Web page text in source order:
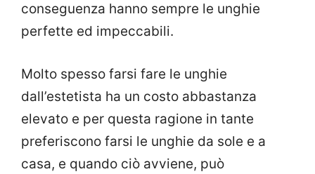
conseguenza hanno sempre le unghie
perfette ed impeccabili.
Molto spesso farsi fare le unghie
dall’estetista ha un costo abbastanza
elevato e per questa ragione in tante
preferiscono farsi le unghie da sole e a
casa, e quando ciò avviene, può